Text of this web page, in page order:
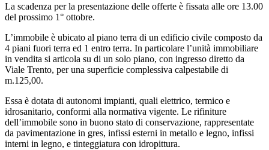
La scadenza per la presentazione delle offerte è fissata alle ore 13.00
del prossimo 1° ottobre.
L’immobile è ubicato al piano terra di un edificio civile composto da
4 piani fuori terra ed 1 entro terra. In particolare l’unità immobiliare
in vendita si articola su di un solo piano, con ingresso diretto da
Viale Trento, per una superficie complessiva calpestabile di
m.125,00.
Essa è dotata di autonomi impianti, quali elettrico, termico e
idrosanitario, conformi alla normativa vigente. Le rifiniture
dell’immobile sono in buono stato di conservazione, rappresentate
da pavimentazione in gres, infissi esterni in metallo e legno, infissi
interni in legno, e tinteggiatura con idropittura.